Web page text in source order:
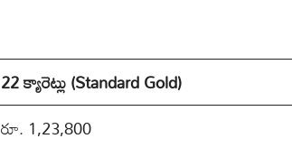
22 క్యారెట్లు (Standard Gold)
రూ. 1,23,800